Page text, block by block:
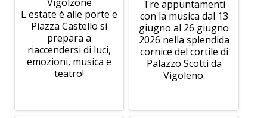
L'estate è alle porte e
Piazza Castello si
prepara a
riaccendersi di luci,
emozioni, musica e
teatro!
Tre appuntamenti
con la musica dal 13
giugno al 26 giugno
2026 nella splendida
cornice del cortile di
Palazzo Scotti da
Vigoleno.